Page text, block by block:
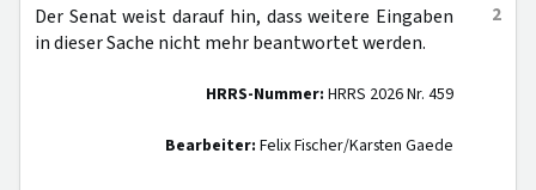
2
Der Senat weist darauf hin, dass weitere Eingaben
in dieser Sache nicht mehr beantwortet werden.
HRRS-Nummer: HRRS 2026 Nr. 459
Bearbeiter: Felix Fischer/Karsten Gaede